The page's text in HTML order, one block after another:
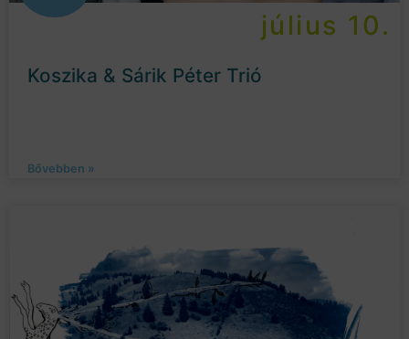
július 10.
Koszika & Sárik Péter Trió
Bővebben »